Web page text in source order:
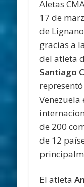
Aletas
17 de
de
gracias a
del atleta
Santiago
representó
de 200
de 12
El atleta